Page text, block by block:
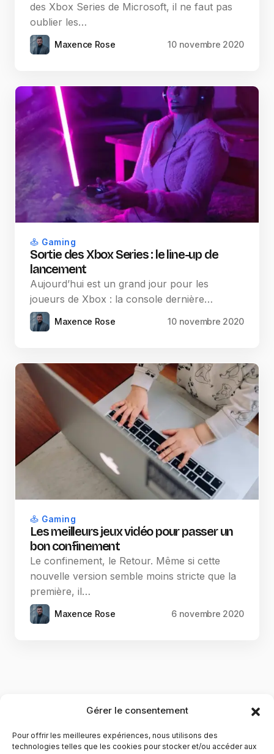
Gérer le consentement
Pour offrir les meilleures expériences, nous utilisons des
technologies telles que les cookies pour stocker et/ou accéder aux
des Xbox Series de Microsoft, il ne faut pas
oublier les…
Maxence Rose 10 novembre 2020
Gaming
Sortie des Xbox Series : le line-up de
lancement
Aujourd’hui est un grand jour pour les
joueurs de Xbox : la console dernière…
Maxence Rose 10 novembre 2020
Gaming
Les meilleurs jeux vidéo pour passer un
bon confinement
Le confinement, le Retour. Même si cette
nouvelle version semble moins stricte que la
première, il…
Maxence Rose 6 novembre 2020